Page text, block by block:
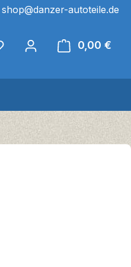
shop@danzer-autoteile.de
0,00 €